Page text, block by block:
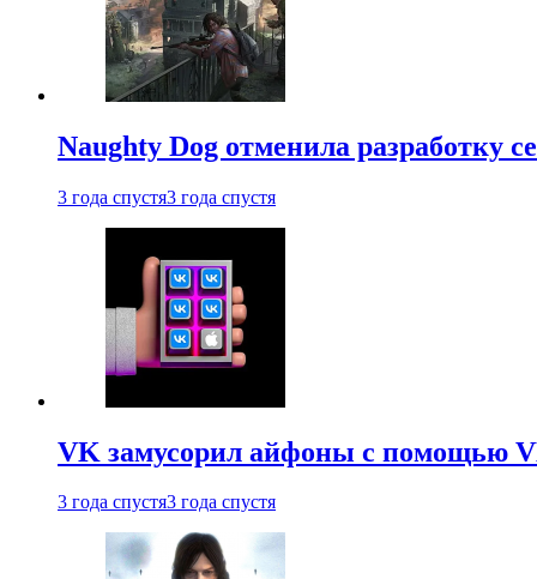
Naughty Dog отменила разработку
3 года спустя3 года спустя
VK замусорил айфоны с помощью
3 года спустя3 года спустя